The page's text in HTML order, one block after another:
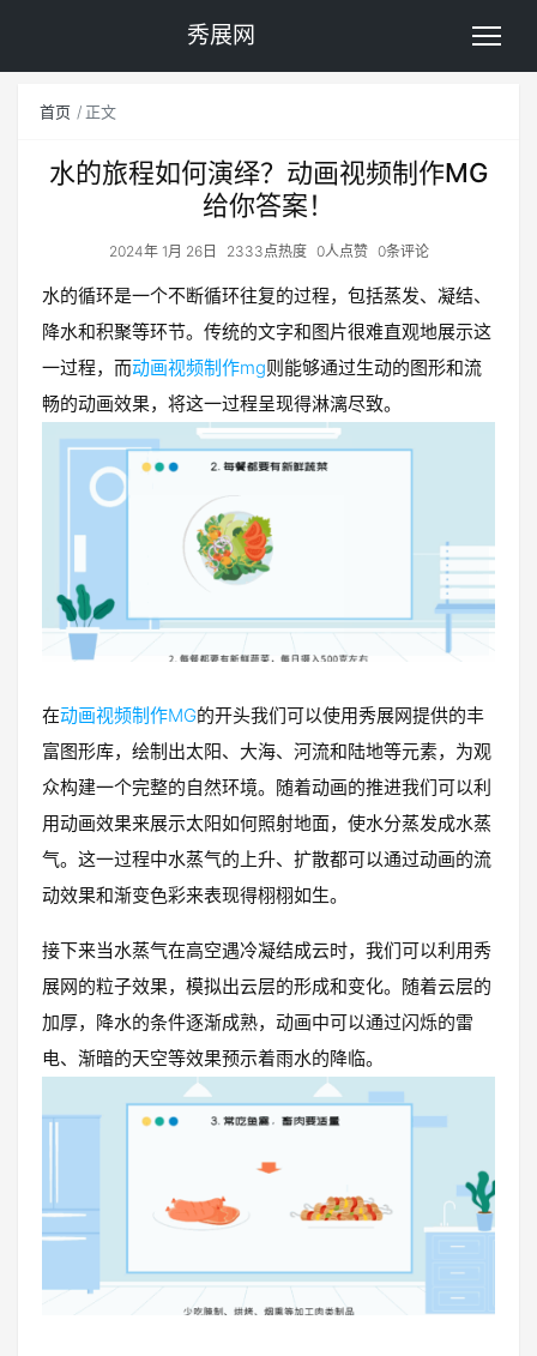
秀展网
首页 正文
水的旅程如何演绎？动画视频制作MG
给你答案！
2024年 1月 26日 2333点热度 0人点赞 0条评论
水的循环是一个不断循环往复的过程，包括蒸发、凝结、
降水和积聚等环节。传统的文字和图片很难直观地展示这
一过程，而动画视频制作mg则能够通过生动的图形和流
畅的动画效果，将这一过程呈现得淋漓尽致。
在动画视频制作MG的开头我们可以使用秀展网提供的丰
富图形库，绘制出太阳、大海、河流和陆地等元素，为观
众构建一个完整的自然环境。随着动画的推进我们可以利
用动画效果来展示太阳如何照射地面，使水分蒸发成水蒸
气。这一过程中水蒸气的上升、扩散都可以通过动画的流
动效果和渐变色彩来表现得栩栩如生。
接下来当水蒸气在高空遇冷凝结成云时，我们可以利用秀
展网的粒子效果，模拟出云层的形成和变化。随着云层的
加厚，降水的条件逐渐成熟，动画中可以通过闪烁的雷
电、渐暗的天空等效果预示着雨水的降临。